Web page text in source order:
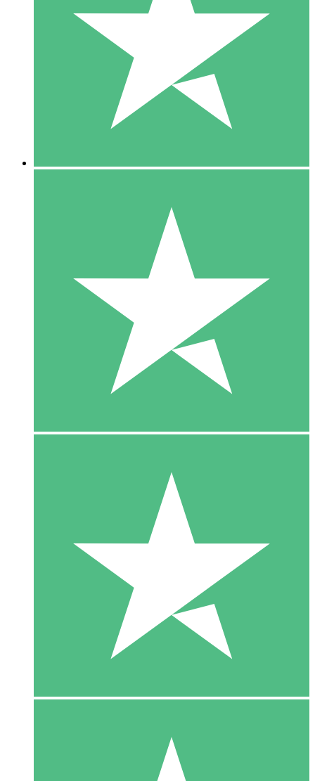
Paga a consumo con crediti di download. Nessun impegno
1 Download
10
US$1500
10 Download
20